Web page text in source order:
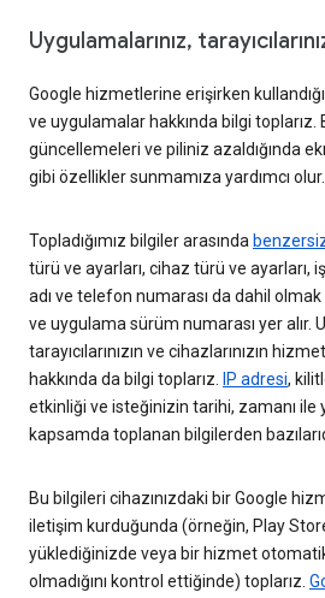
Uygulamalarınız,
Google hizmetlerine erişirken
ve uygulamalar hakkında bilgi
güncellemeleri ve piliniz azaldığında
gibi özellikler sunmamıza yardımcı olur.
Topladığımız bilgiler arasında
türü ve ayarları, cihaz türü ve ayarları,
adı ve telefon numarası da dahil
ve uygulama sürüm numarası yer alır.
tarayıcılarınızın ve cihazlarınızın
hakkında da bilgi toplarız. IP adresi,
etkinliği ve isteğinizin tarihi, zamanı ile
kapsamda toplanan bilgilerden
Bu bilgileri cihazınızdaki bir Google
iletişim kurduğunda (örneğin, Play
yüklediğinizde veya bir hizmet
olmadığını kontrol ettiğinde) toplarız.